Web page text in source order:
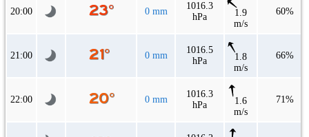
20:00 0 mm
1016.3
hPa
1.9
m/s
60%
21:00 0 mm
1016.5
hPa
1.8
m/s
66%
22:00 0 mm
1016.3
hPa
1.6
m/s
71%